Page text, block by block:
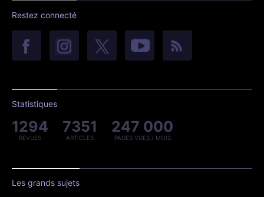
Restez connecté
Statistiques
1294
REVUES
7351
ARTICLES
247 000
PAGES VUES / MOIS
Les grands sujets